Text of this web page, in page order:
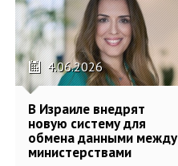
4.06.2026
В Израиле внедрят
новую систему для
обмена данными между
министерствами